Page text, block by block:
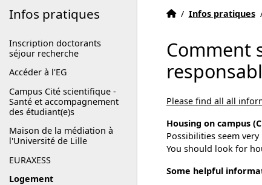
Infos pratiques
Inscription doctorants
séjour recherche
Accéder à l'EG
Campus Cité scientifique -
Santé et accompagnement
des étudiant(e)s
Maison de la médiation à
l'Université de Lille
EURAXESS
Logement
Accueil EG ENGSYS
Accueil
/ Infos pratiques
Comment
Please find all all
Housing on campus
Possibilities seem
You should look for
Some helpful